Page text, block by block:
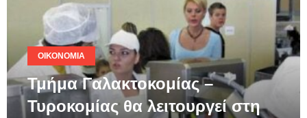
ΟΙΚΟΝΟΜΊΑ
Τμήμα Γαλακτοκομίας –
Τυροκομίας θα λειτουργεί στη